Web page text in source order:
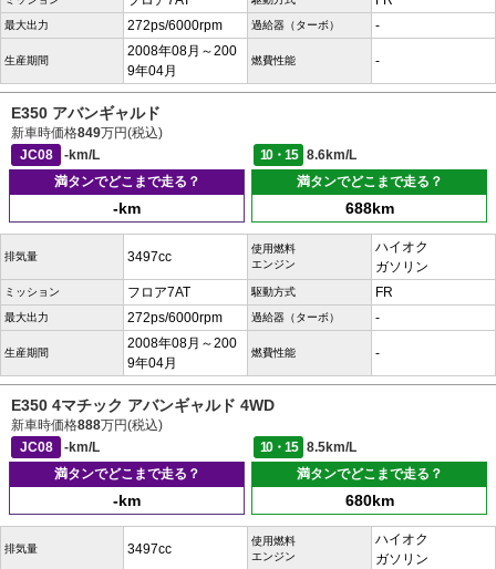
最大出力 272ps/6000rpm 過給器（ターボ） -
生産期間
2008年08月～200
9年04月
燃費性能 -
E350 アバンギャルド
新車時価格849万円(税込)
JC08
-km/L 10・15
8.6km/L
満タンでどこまで走る？
-km
満タンでどこまで走る？
688km
排気量 3497cc
使用燃料
エンジン
ハイオク
ガソリン
ミッション フロア7AT 駆動方式 FR
最大出力 272ps/6000rpm 過給器（ターボ） -
生産期間
2008年08月～200
9年04月
燃費性能 -
E350 4マチック アバンギャルド 4WD
新車時価格888万円(税込)
JC08
-km/L 10・15
8.5km/L
満タンでどこまで走る？
-km
満タンでどこまで走る？
680km
排気量 3497cc
使用燃料
エンジン
ハイオク
ガソリン